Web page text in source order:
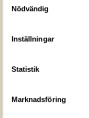
Nödvändig
Inställningar
Statistik
Marknadsföring
Museum
URI
All textinformation
Mer information om